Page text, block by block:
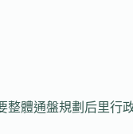
體通盤規劃后里行